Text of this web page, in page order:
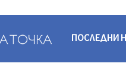
ПОСЛЕДНИ